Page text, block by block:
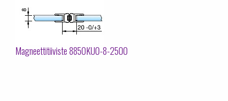
Magneettitiiviste 8850KU0-8-2500